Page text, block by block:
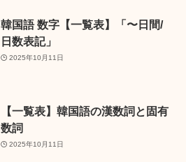
韓国語 数字【一覧表】「〜日間/
日数表記」
2025年10月11日
【一覧表】韓国語の漢数詞と固有
数詞
2025年10月11日